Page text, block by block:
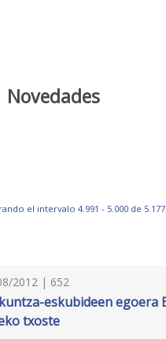
Novedades
el intervalo 4.991 - 5.000 de
2012 | 652
eskubideen egoera
txoste